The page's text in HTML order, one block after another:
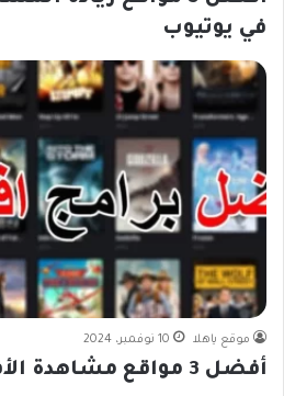
في يوتيوب
موقع ياهلا 10 نوفمبر، 2024
أفضل 3 مواقع مشاهدة الأفلام والمسلسلات